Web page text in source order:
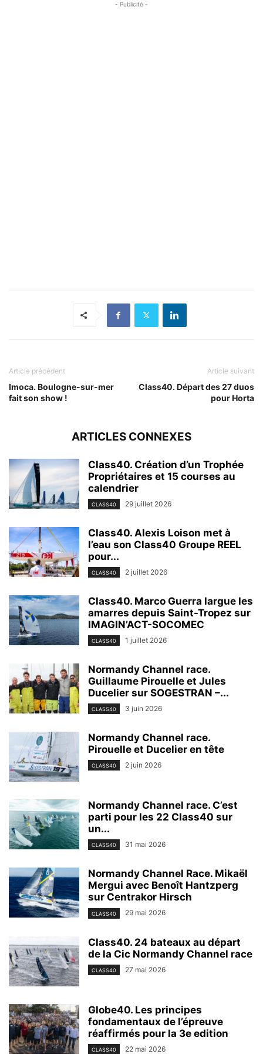
- Publicité -
Article précédent
Imoca. Boulogne-sur-mer
fait son show !
Article suivant
Class40. Départ des 27 duos
pour Horta
ARTICLES CONNEXES
Class40. Création d’un Trophée
Propriétaires et 15 courses au
calendrier
CLASS40 29 juillet 2026
Class40. Alexis Loison met à
l’eau son Class40 Groupe REEL
pour...
CLASS40 2 juillet 2026
Class40. Marco Guerra largue les
amarres depuis Saint-Tropez sur
IMAGIN’ACT-SOCOMEC
CLASS40 1 juillet 2026
Normandy Channel race.
Guillaume Pirouelle et Jules
Ducelier sur SOGESTRAN –...
CLASS40 3 juin 2026
Normandy Channel race.
Pirouelle et Ducelier en tête
CLASS40 2 juin 2026
Normandy Channel race. C’est
parti pour les 22 Class40 sur
un...
CLASS40 31 mai 2026
Normandy Channel Race. Mikaël
Mergui avec Benoît Hantzperg
sur Centrakor Hirsch
CLASS40 29 mai 2026
Class40. 24 bateaux au départ
de la Cic Normandy Channel race
CLASS40 27 mai 2026
Globe40. Les principes
fondamentaux de l’épreuve
réaffirmés pour la 3e edition
CLASS40 22 mai 2026